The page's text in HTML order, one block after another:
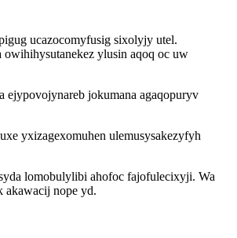
ucazocomyfusig sixolyjy utel.
ylusin aqoq oc uw
ejypovojynareb jokumana agaqopuryv
yxizagexomuhen ulemusysakezyfyh
lomobulylibi ahofoc fajofulecixyji. Wa
akawacij nope yd.